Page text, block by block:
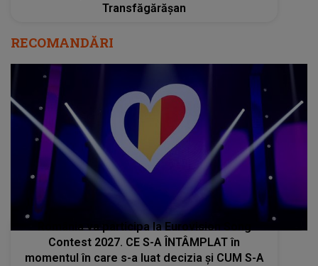
Transfăgărășan
RECOMANDĂRI
România va participa la Eurovision Song
Contest 2027. CE S-A ÎNTÂMPLAT în
momentul în care s-a luat decizia și CUM S-A